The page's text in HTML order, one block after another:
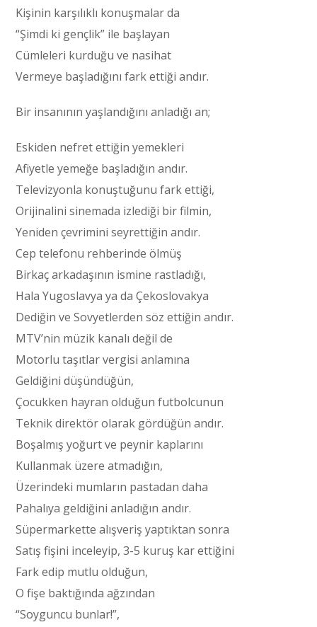
Kişinin karşılıklı konuşmalar da
“Şimdi ki gençlik” ile başlayan
Cümleleri kurduğu ve nasihat
Vermeye başladığını fark ettiği andır.
Bir insanının yaşlandığını anladığı an;
Eskiden nefret ettiğin yemekleri
Afiyetle yemeğe başladığın andır.
Televizyonla konuştuğunu fark ettiği,
Orijinalini sinemada izlediği bir filmin,
Yeniden çevrimini seyrettiğin andır.
Cep telefonu rehberinde ölmüş
Birkaç arkadaşının ismine rastladığı,
Hala Yugoslavya ya da Çekoslovakya
Dediğin ve Sovyetlerden söz ettiğin andır.
MTV’nin müzik kanalı değil de
Motorlu taşıtlar vergisi anlamına
Geldiğini düşündüğün,
Çocukken hayran olduğun futbolcunun
Teknik direktör olarak gördüğün andır.
Boşalmış yoğurt ve peynir kaplarını
Kullanmak üzere atmadığın,
Üzerindeki mumların pastadan daha
Pahalıya geldiğini anladığın andır.
Süpermarkette alışveriş yaptıktan sonra
Satış fişini inceleyip, 3-5 kuruş kar ettiğini
Fark edip mutlu olduğun,
O fişe baktığında ağzından
“Soyguncu bunlar!”,